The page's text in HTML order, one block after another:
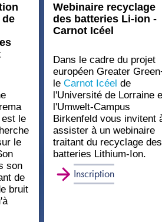
est le
le
son
de
bruit
Webinaire recyclage
des batteries Li-ion -
Carnot Icéel
Dans le cadre du projet
européen Greater
le Carnot Icéel de
l'Université de Lorraine
l'Umwelt-Campus
Birkenfeld vous invitent
assister à un webinaire
traitant du recyclage des
batteries Lithium-Ion.
Inscription